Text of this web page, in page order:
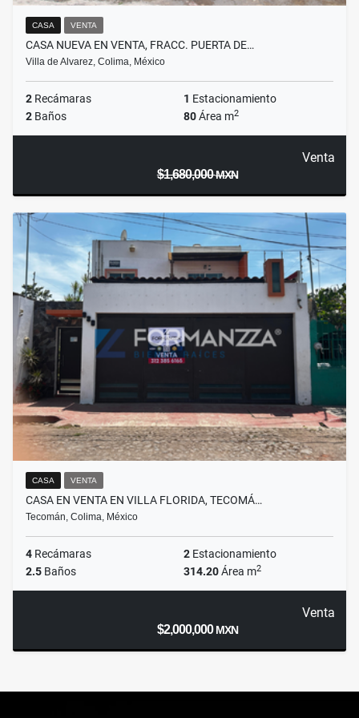
CASA VENTA
CASA NUEVA EN VENTA, FRACC. PUERTA DE…
Villa de Alvarez, Colima, México
2 Recámaras 1 Estacionamiento
2 Baños 80Área m2
Venta
$1,680,000MXN
CASA VENTA
CASA EN VENTA EN VILLA FLORIDA, TECOMÁ…
Tecomán, Colima, México
4 Recámaras 2 Estacionamiento
2.5 Baños 314.20Área m2
Venta
$2,000,000MXN